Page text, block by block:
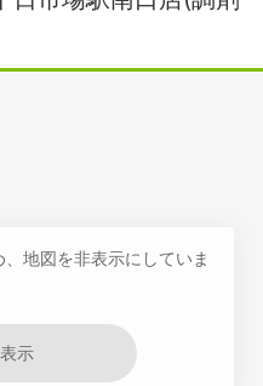
地図を非表示にしていま
示